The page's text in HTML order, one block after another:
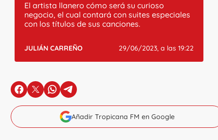
El artista llanero cómo será su curioso
negocio, el cual contará con suites especiales
con los títulos de sus canciones.
JULIÁN CARREÑO 29/06/2023, a las 19:22
en Facebook
en Xen Whatsapp
en Telegram
Añadir Tropicana FM en Google